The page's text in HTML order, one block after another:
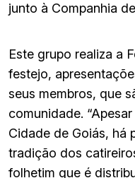
junto à Companhia
Este grupo realiza a
festejo,
seus membros, que
comunidade.
Cidade de Goiás, há
tradição dos
folhetim que é